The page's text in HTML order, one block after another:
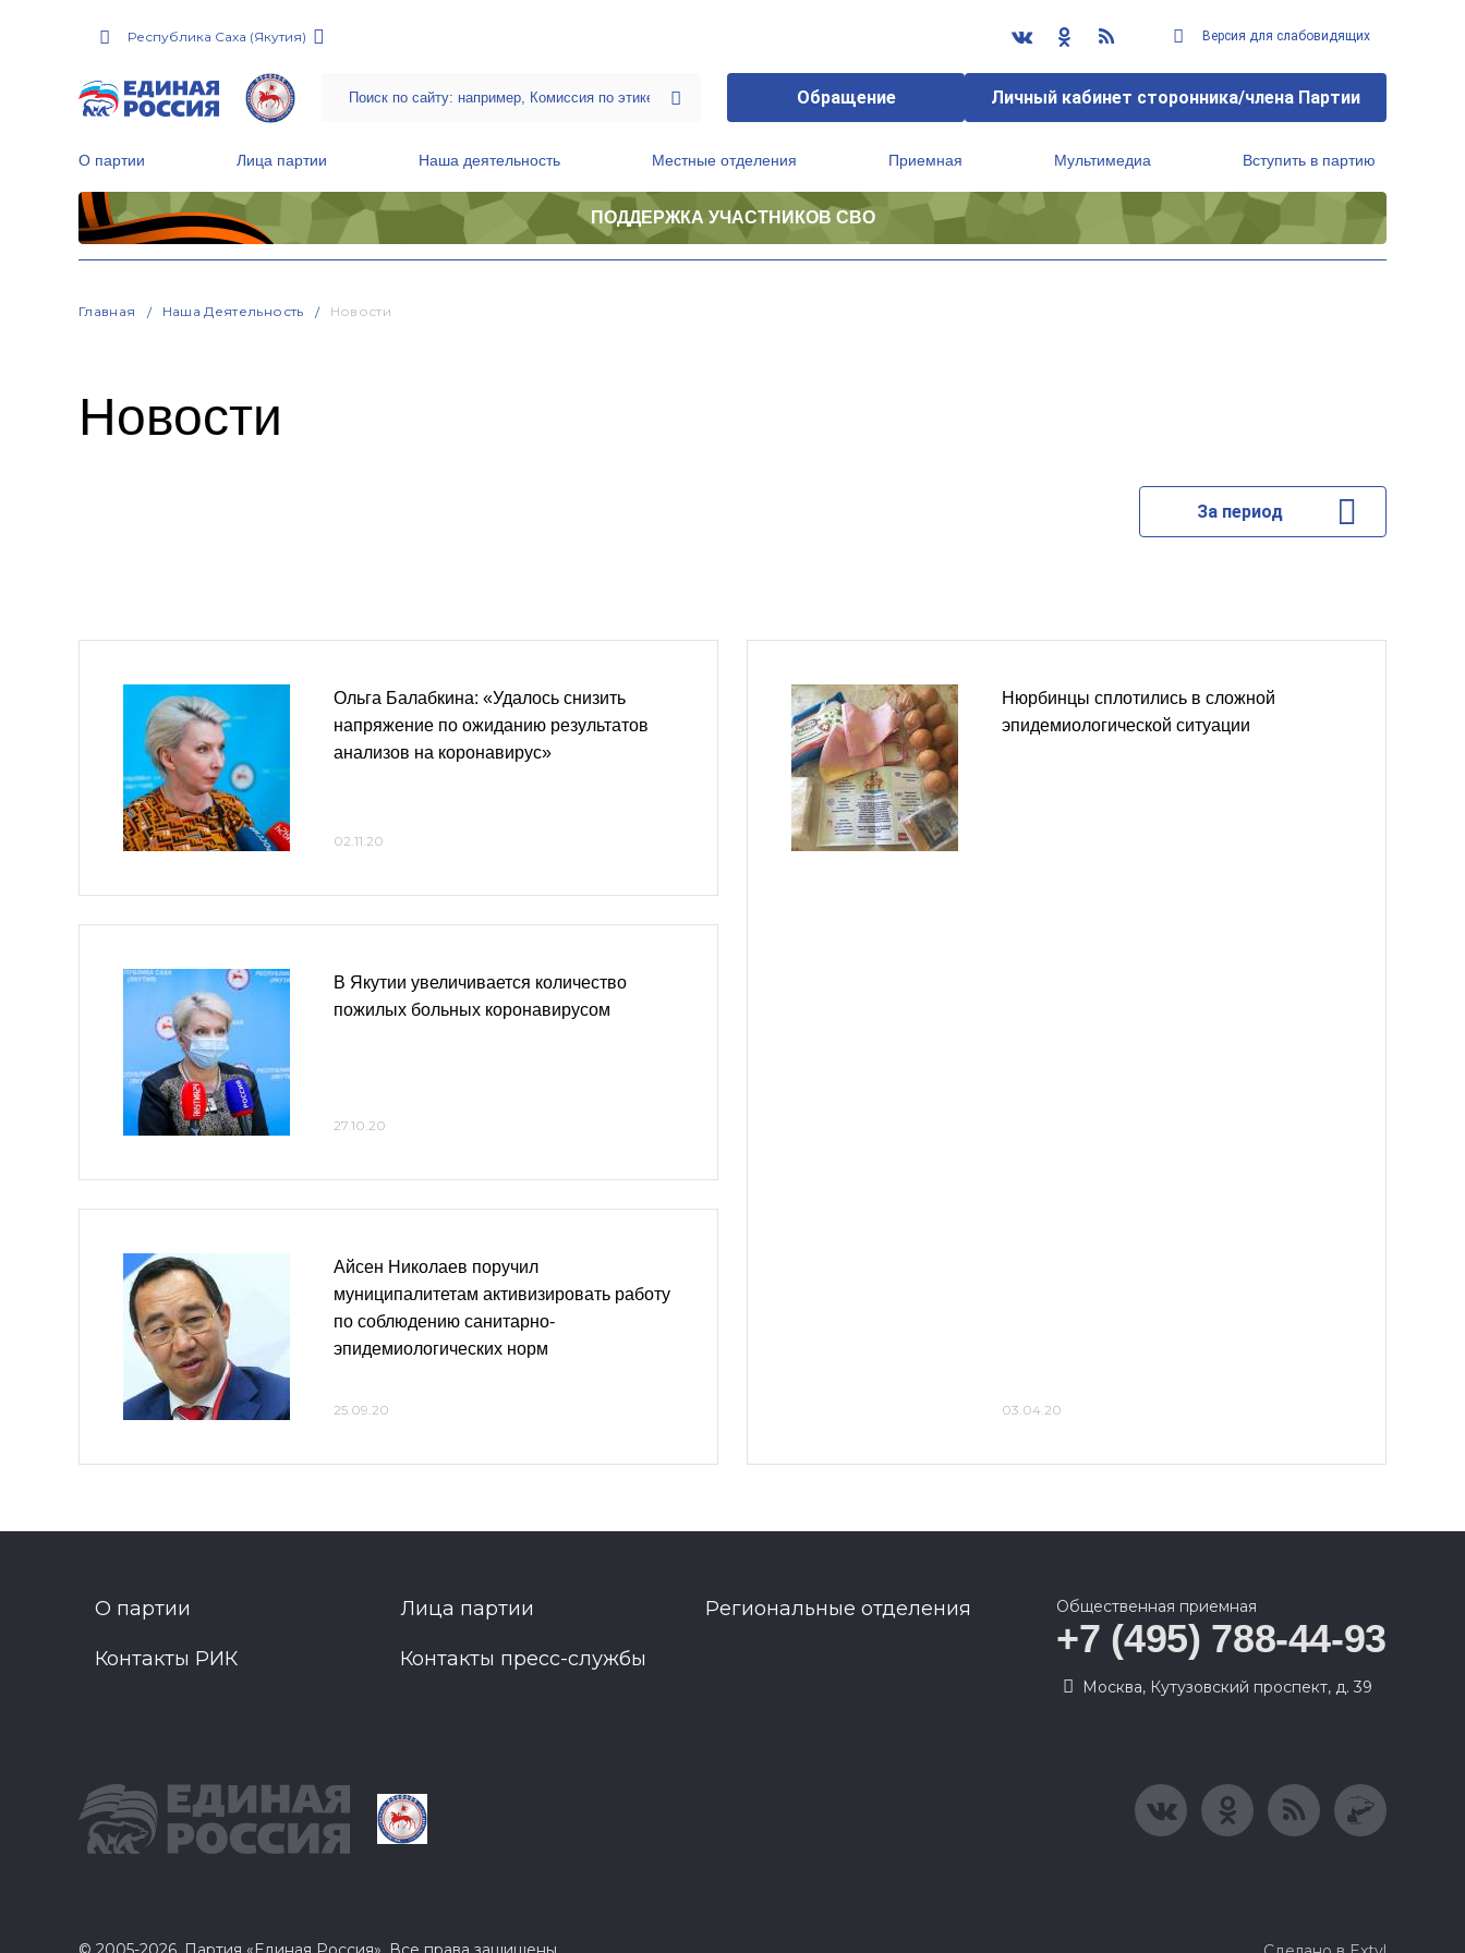
Республика Саха (Якутия) Версия для слабовидящих
Обращение Личный кабинет сторонника/члена Партии
О партии Лица партии Наша деятельность Местные отделения Приемная Мультимедиа Вступить в партию
ПОДДЕРЖКА УЧАСТНИКОВ СВО
Главная Наша Деятельность Новости
Новости
За период
Ольга Балабкина: «Удалось снизить
напряжение по ожиданию результатов
анализов на коронавирус»
02.11.20
В Якутии увеличивается количество
пожилых больных коронавирусом
27.10.20
Айсен Николаев поручил
муниципалитетам активизировать работу
по соблюдению санитарно-
эпидемиологических норм
25.09.20
Нюрбинцы сплотились в сложной
эпидемиологической ситуации
03.04.20
О партии Лица партии Региональные отделения
Контакты РИК Контакты пресс-службы
Общественная приемная
+7 (495) 788-44-93
Москва, Кутузовский проспект, д. 39